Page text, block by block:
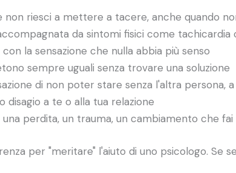
non riesci a mettere a tacere, anche quando
da sintomi fisici come tachicardia
con la sensazione che nulla abbia più senso
sempre uguali senza trovare una soluzione
di non poter stare senza l'altra persona,
disagio a te o alla tua relazione
una perdita, un trauma, un cambiamento che
per "meritare" l'aiuto di uno psicologo. Se